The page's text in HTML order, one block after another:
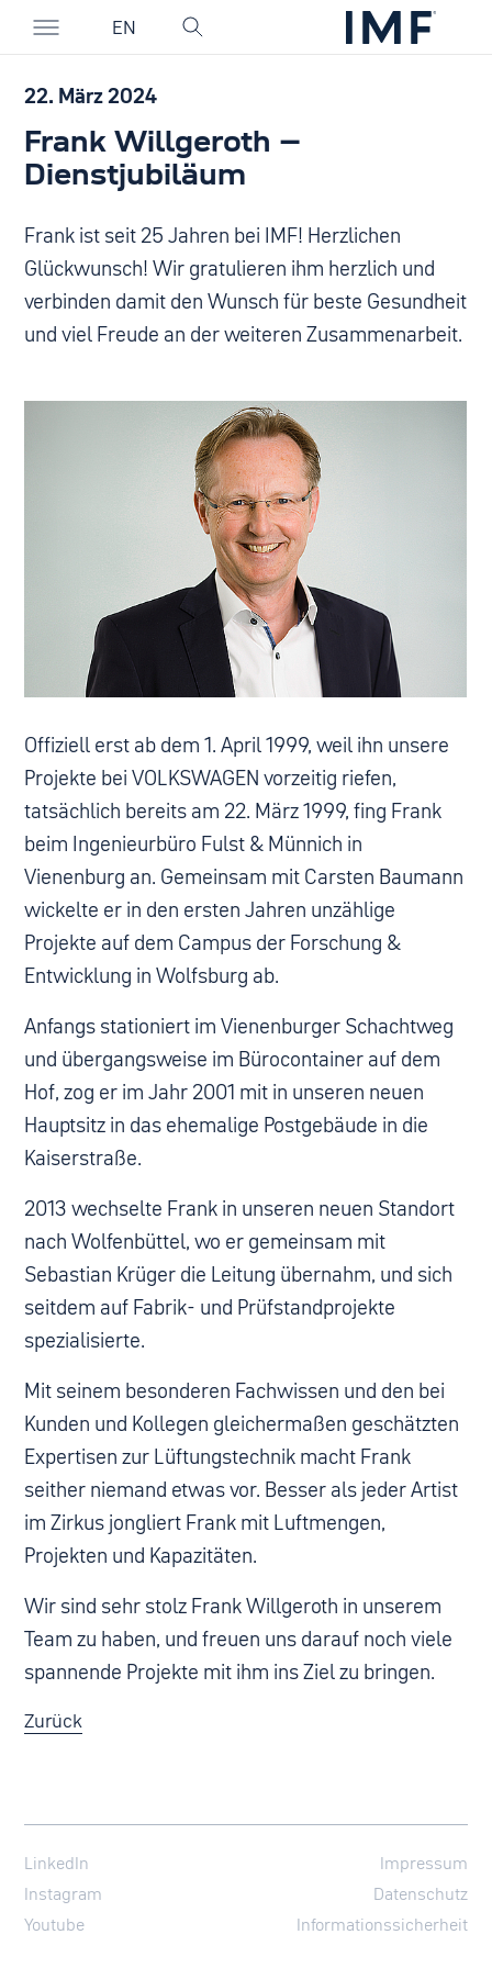
EN
22. März 2024
Frank Willgeroth –
Dienstjubiläum
Frank ist seit 25 Jahren bei IMF! Herzlichen
Glückwunsch! Wir gratulieren ihm herzlich und
verbinden damit den Wunsch für beste Gesundheit
und viel Freude an der weiteren Zusammenarbeit.
Offiziell erst ab dem 1. April 1999, weil ihn unsere
Projekte bei VOLKSWAGEN vorzeitig riefen,
tatsächlich bereits am 22. März 1999, fing Frank
beim Ingenieurbüro Fulst & Münnich in
Vienenburg an. Gemeinsam mit Carsten Baumann
wickelte er in den ersten Jahren unzählige
Projekte auf dem Campus der Forschung &
Entwicklung in Wolfsburg ab.
Anfangs stationiert im Vienenburger Schachtweg
und übergangsweise im Bürocontainer auf dem
Hof, zog er im Jahr 2001 mit in unseren neuen
Hauptsitz in das ehemalige Postgebäude in die
Kaiserstraße.
2013 wechselte Frank in unseren neuen Standort
nach Wolfenbüttel, wo er gemeinsam mit
Sebastian Krüger die Leitung übernahm, und sich
seitdem auf Fabrik- und Prüfstandprojekte
spezialisierte.
Mit seinem besonderen Fachwissen und den bei
Kunden und Kollegen gleichermaßen geschätzten
Expertisen zur Lüftungstechnik macht Frank
seither niemand etwas vor. Besser als jeder Artist
im Zirkus jongliert Frank mit Luftmengen,
Projekten und Kapazitäten.
Wir sind sehr stolz Frank Willgeroth in unserem
Team zu haben, und freuen uns darauf noch viele
spannende Projekte mit ihm ins Ziel zu bringen.
Zurück
LinkedIn
Instagram
Youtube
Impressum
Datenschutz
Informationssicherheit